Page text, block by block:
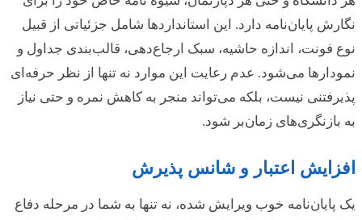
نگارش پایان‌نامه دارد. این استانداردها شامل جزئیاتی از قبیل
نوع فونت، اندازه حاشیه، سبک ارجاع‌دهی، قالب‌بندی جداول و
نمودارها می‌شود. عدم رعایت این موارد نه تنها از نظر حرفه‌ای
پذیرفتنی نیست، بلکه می‌تواند منجر به کاهش نمره و حتی نیاز
به بازنگری‌های زمان‌بر شود.
افزایش اعتبار و شانس پذیرش
یک پایان‌نامه خوب ویرایش شده، نه تنها به شما در مرحله دفاع